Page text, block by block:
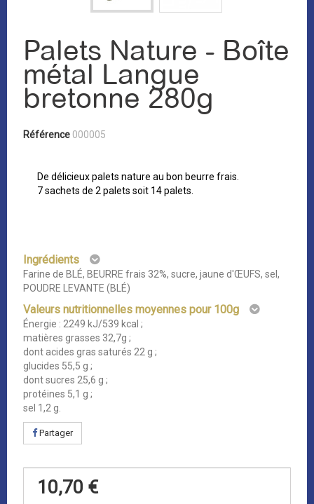
Palets Nature - Boîte
métal Langue
bretonne 280g
Référence 000005
De délicieux palets nature au bon beurre frais.
7 sachets de 2 palets soit 14 palets.
Ingrédients
Farine de BLÉ, BEURRE frais 32%, sucre, jaune d'ŒUFS, sel,
POUDRE LEVANTE (BLÉ)
Valeurs nutritionnelles moyennes pour 100g
Énergie : 2249 kJ/539 kcal ;
matières grasses 32,7g ;
dont acides gras saturés 22 g ;
glucides 55,5 g ;
dont sucres 25,6 g ;
protéines 5,1 g ;
sel 1,2 g.
Partager
10,70 €